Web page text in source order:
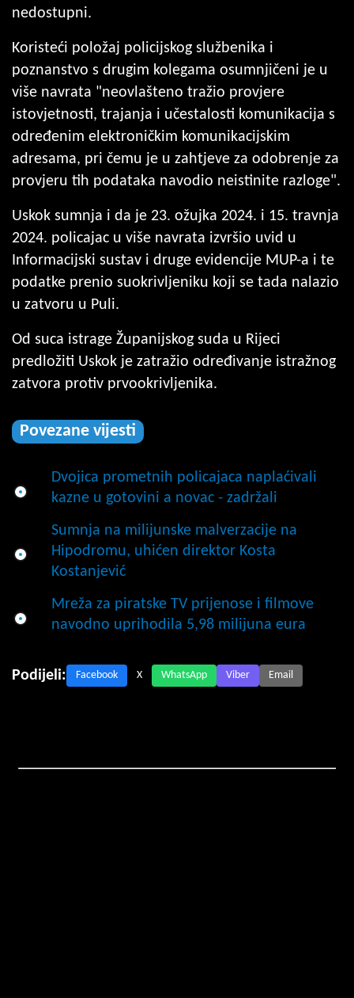
nedostupni.
Koristeći položaj policijskog službenika i
poznanstvo s drugim kolegama osumnjičeni je u
više navrata "neovlašteno tražio provjere
istovjetnosti, trajanja i učestalosti komunikacija s
određenim elektroničkim komunikacijskim
adresama, pri čemu je u zahtjeve za odobrenje za
provjeru tih podataka navodio neistinite razloge".
Uskok sumnja i da je 23. ožujka 2024. i 15. travnja
2024. policajac u više navrata izvršio uvid u
Informacijski sustav i druge evidencije MUP-a i te
podatke prenio suokrivljeniku koji se tada nalazio
u zatvoru u Puli.
Od suca istrage Županijskog suda u Rijeci
predložiti Uskok je zatražio određivanje istražnog
zatvora protiv prvookrivljenika.
Povezane vijesti
Dvojica prometnih policajaca naplaćivali
kazne u gotovini a novac - zadržali
Sumnja na milijunske malverzacije na
Hipodromu, uhićen direktor Kosta
Kostanjević
Mreža za piratske TV prijenose i filmove
navodno uprihodila 5,98 milijuna eura
Podijeli: Facebook X WhatsApp Viber Email